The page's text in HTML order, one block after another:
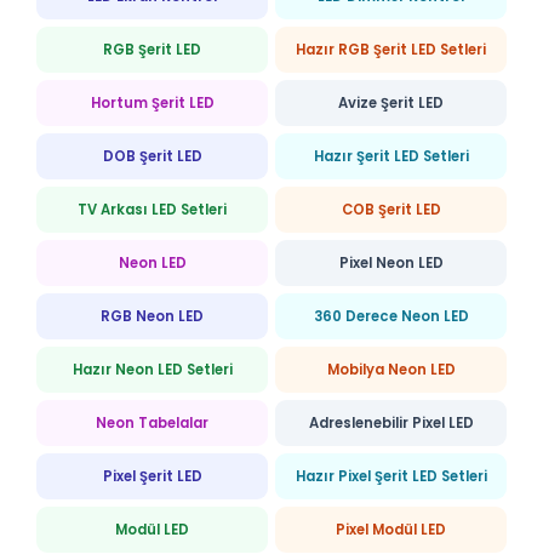
RGB Şerit LED Hazır RGB Şerit LED Setleri
Hortum Şerit LED Avize Şerit LED
DOB Şerit LED Hazır Şerit LED Setleri
TV Arkası LED Setleri COB Şerit LED
Neon LED Pixel Neon LED
RGB Neon LED 360 Derece Neon LED
Hazır Neon LED Setleri Mobilya Neon LED
Neon Tabelalar Adreslenebilir Pixel LED
Pixel Şerit LED Hazır Pixel Şerit LED Setleri
Modül LED Pixel Modül LED